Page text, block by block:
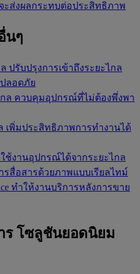
ะส่งผลกระทบต่อประสิทธิภาพ
นๆ
ปรับปรุงการเข้าถึงระยะไกล
ลอดภัย
ล ควบคุมอุปกรณ์ที่ไม่ต้องพึ่งพา
เพิ่มประสิทธิภาพการทำงานได้
ใช้งานอุปกรณ์ได้จากระยะไกล
รสื่อสารด้วยภาพแบบเรียลไทม์
ทำให้งานบริการหลังการขาย
ร โซลูชันยอดนิยม